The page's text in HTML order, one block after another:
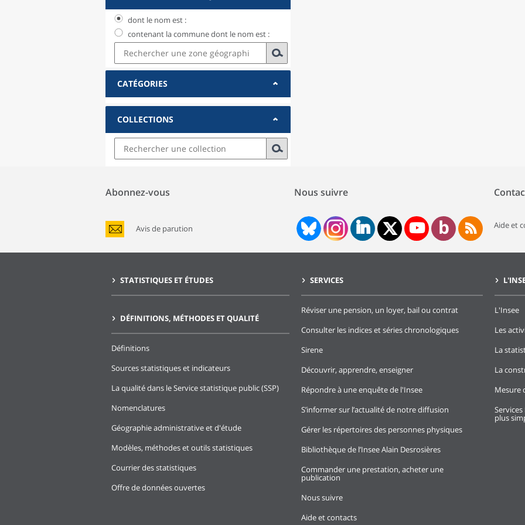
dont le nom est :
contenant la commune dont le nom est :
CATÉGORIES
COLLECTIONS
Abonnez-vous
Avis de parution
Nous suivre
Aide et
STATISTIQUES ET ÉTUDES
DÉFINITIONS, MÉTHODES ET QUALITÉ
Définitions
Sources statistiques et indicateurs
La qualité dans le Service statistique public (SSP)
Nomenclatures
Géographie administrative et d'étude
Modèles, méthodes et outils statistiques
Courrier des statistiques
Offre de données ouvertes
SERVICES
Réviser une pension, un loyer, bail ou contrat
Consulter les indices et séries chronologiques
Sirene
Découvrir, apprendre, enseigner
Répondre à une enquête de l'Insee
S’informer sur l’actualité de notre diffusion
Gérer les répertoires des personnes physiques
Bibliothèque de l’Insee Alain Desrosières
Commander une prestation, acheter une
publication
Nous suivre
Aide et contacts
L'Insee
Les
La
La
Mesure
plus